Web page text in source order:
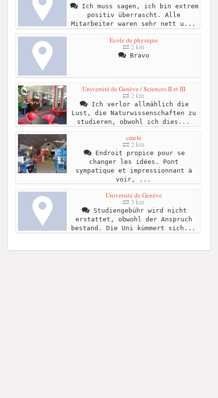
Ich muss sagen, ich bin extrem
positiv überrascht. Alle
Mitarbeiter waren sehr nett u...
Ecole de physique
2 km
Bravo
Université de Genève / Sciences II et III
2 km
Ich verlor allmählich die
Lust, die Naturwissenschaften zu
studieren, obwohl ich dies...
cmefe
2 km
Endroit propice pour se
changer les idées. Pont
sympatique et impressionnant à
voir, ...
Université de Genève
3 km
Studiengebühr wird nicht
erstattet, obwohl der Anspruch
bestand. Die Uni kümmert sich...